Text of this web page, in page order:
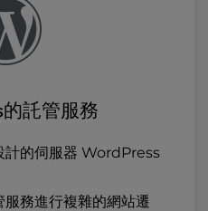
託管服務
計的伺服器 WordPress
務進行複雜的網站遷